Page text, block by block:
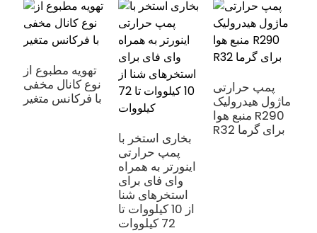
تهویه مطبوع از
نوع کانال مخفی
با فرکانس متغیر
بخاری استخر با
پمپ حرارتی
اینورتر به همراه
وای فای برای
استخرهای شنا
از 10 کیلووات تا
72 کیلووات
پمپ حرارتی
ماژول هیدرولیک
منبع هوا R290
R32 برای گرما